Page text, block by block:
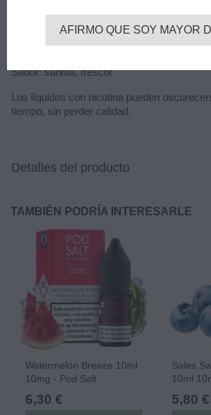
Composición: 50VG/PG
Sabor: sandía, frescor
Los líquidos con nicotina pueden
tiempo, sin perder calidad.
Detalles del producto
TAMBIÉN PODRÍA INTERESARLE
Watermelon Breeze 10ml
10mg - Pod Salt
6,30 €
Sales
10ml
Salts
5,80 €
AFIRMO QUE SOY MAYOR